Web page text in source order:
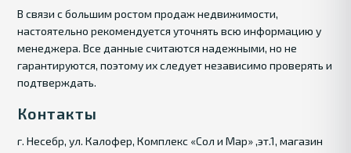
В связи с большим ростом продаж недвижимости,
настоятельно рекомендуется уточнять всю информацию у
менеджера. Все данные считаются надежными, но не
гарантируются, поэтому их следует независимо проверять и
подтверждать.
Контакты
г. Несебр, ул. Калофер, Комплекс «Сол и Мар» ,эт.1, магазин